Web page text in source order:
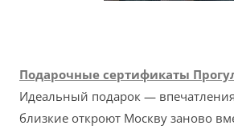
Подарочные сертификаты
Идеальный подарок —
близкие откроют Москву заново